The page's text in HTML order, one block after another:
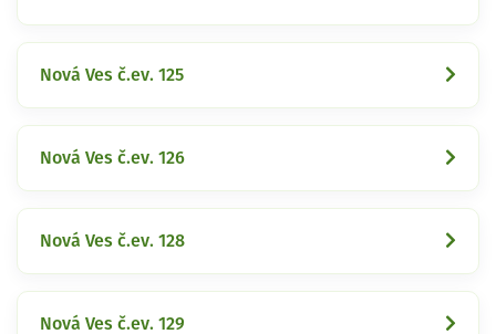
Nová Ves č.ev. 125
Nová Ves č.ev. 126
Nová Ves č.ev. 128
Nová Ves č.ev. 129